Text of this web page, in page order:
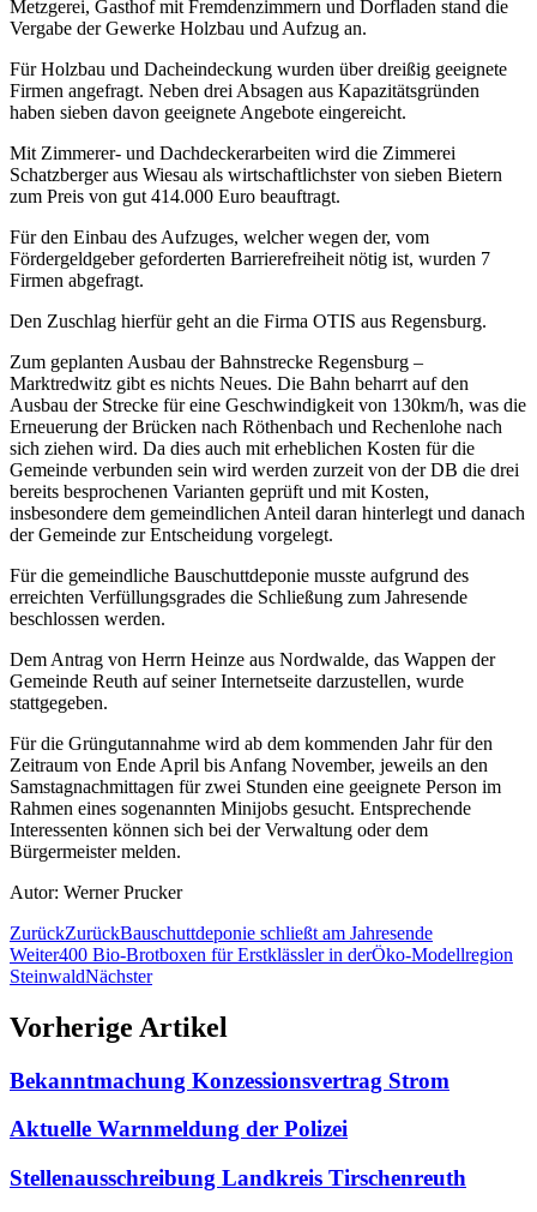
Metzgerei, Gasthof mit Fremdenzimmern und Dorfladen stand die
Vergabe der Gewerke Holzbau und Aufzug an.
Für Holzbau und Dacheindeckung wurden über dreißig geeignete
Firmen angefragt. Neben drei Absagen aus Kapazitätsgründen
haben sieben davon geeignete Angebote eingereicht.
Mit Zimmerer- und Dachdeckerarbeiten wird die Zimmerei
Schatzberger aus Wiesau als wirtschaftlichster von sieben Bietern
zum Preis von gut 414.000 Euro beauftragt.
Für den Einbau des Aufzuges, welcher wegen der, vom
Fördergeldgeber geforderten Barrierefreiheit nötig ist, wurden 7
Firmen abgefragt.
Den Zuschlag hierfür geht an die Firma OTIS aus Regensburg.
Zum geplanten Ausbau der Bahnstrecke Regensburg –
Marktredwitz gibt es nichts Neues. Die Bahn beharrt auf den
Ausbau der Strecke für eine Geschwindigkeit von 130km/h, was die
Erneuerung der Brücken nach Röthenbach und Rechenlohe nach
sich ziehen wird. Da dies auch mit erheblichen Kosten für die
Gemeinde verbunden sein wird werden zurzeit von der DB die drei
bereits besprochenen Varianten geprüft und mit Kosten,
insbesondere dem gemeindlichen Anteil daran hinterlegt und danach
der Gemeinde zur Entscheidung vorgelegt.
Für die gemeindliche Bauschuttdeponie musste aufgrund des
erreichten Verfüllungsgrades die Schließung zum Jahresende
beschlossen werden.
Dem Antrag von Herrn Heinze aus Nordwalde, das Wappen der
Gemeinde Reuth auf seiner Internetseite darzustellen, wurde
stattgegeben.
Für die Grüngutannahme wird ab dem kommenden Jahr für den
Zeitraum von Ende April bis Anfang November, jeweils an den
Samstagnachmittagen für zwei Stunden eine geeignete Person im
Rahmen eines sogenannten Minijobs gesucht. Entsprechende
Interessenten können sich bei der Verwaltung oder dem
Bürgermeister melden.
Autor: Werner Prucker
ZurückZurückBauschuttdeponie schließt am Jahresende
Weiter400 Bio-Brotboxen für Erstklässler in derÖko-Modellregion
SteinwaldNächster
Vorherige Artikel
Bekanntmachung Konzessionsvertrag Strom
Aktuelle Warnmeldung der Polizei
Stellenausschreibung Landkreis Tirschenreuth